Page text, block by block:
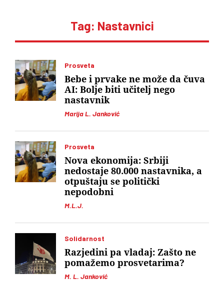
Tag: Nastavnici
Prosveta
Marija L. Janković
Bebe i prvake ne može da čuva
AI: Bolje biti učitelj nego
nastavnik
Prosveta
M.L.J.
Nova ekonomija: Srbiji
nedostaje 80.000 nastavnika, a
otpuštaju se politički
nepodobni
Solidarnost
M. L. Janković
Razjedini pa vladaj: Zašto ne
pomažemo prosvetarima?